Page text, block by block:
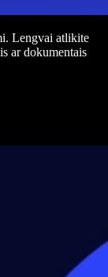
Lengvai atlikite
ar dokumentais